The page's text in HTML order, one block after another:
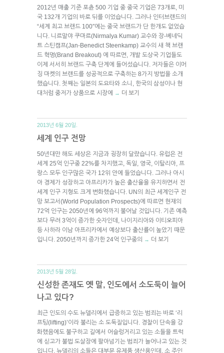
2012년 매출 기준 포츈 500 기업 중 중국 기업은 73개로, 미
국 132개 기업의 바로 뒤를 이었습니다. 그러나 인터브랜드의
“세계 최고 브랜드 100″에는 중국 브랜드가 단 한개도 없었습
니다. 니르말야 쿠마르(Nirmalya Kumar) 교수와 장-베네딕
트 스틴캠프(Jan-Benedict Steenkamp) 교수의 새 책 브랜
드 혁명(Brand Breakout) 에 따르면, 개발 도상국 기업들도
이제 서서히 브랜드 구축 단계에 들어섰습니다. 저자들은 이머
징 마켓의 브랜드를 성공적으로 구축하는 8가지 방법을 소개
했습니다. 첫째는 일본의 도요타와 소니, 한국의 삼성이나 현
대처럼 중저가 상품으로 시장에
→ 더 보기
2013년 6월 20일.
세계 인구 전망
50년대만 해도 세상은 지금과 굉장히 달랐습니다. 유럽은 전
세계 25억 인구중 22%를 차지했고, 독일, 영국, 이탈리아, 프
랑스 모두 인구많은 국가 12위 안에 들었습니다. 그러나 아시
아 경제가 성장하고 아프리카가 높은 출산율을 유지하면서 전
세계 인구 지형도 크게 변화했습니다. UN의 최근 세계인구 전
망 보고서(World Population Prospects)에 따르면 현재의
72억 인구는 2050년에 96억까지 불어날 것입니다. 기존 예측
보다 무려 3억이 증가한 숫자인데, 나이지리아와 이티오피아
등 사하라 이남 아프리카에서 예상보다 출산률이 높았기 때문
입니다. 2050년까지 증가한 24억 인구중의
→ 더 보기
2013년 5월 28일.
신성한 존재도 옛 말, 인도에서 소도둑이 늘어
나고 있다?
최근 인도의 수도 뉴델리에서 급증하고 있는 범죄는 바로 ‘리
프팅(lifting)’이라 불리는 소 도둑질입니다. 경찰이 단속을 강
화했음에도 불구하고 길에서 어슬렁거리고 있는 소들을 트럭
에 싣고가 불법 도살장에 팔아넘기는 범죄가 늘어나고 있는 것
입니다. 뉴델리의 소들은 대부분 유제품 생산용인데, 소 주인